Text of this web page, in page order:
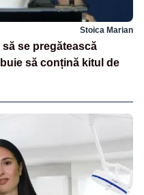
Stoica Marian
se pregătească
să conțină kitul de